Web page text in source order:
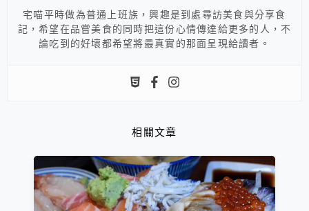
宅喵平時做為普通上班族，興趣是到處尋訪美食與分享食
記，希望在品嘗美食的同時把這份心情傳達給更多的人，不
論吃到的好壞都希望將最真實的那面呈現給讀者。
相關文章